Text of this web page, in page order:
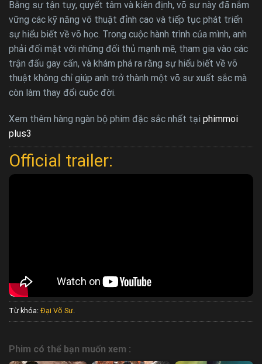
Bằng sự tận tụy, quyết tâm và kiên định, võ sư này đã nắm
vững các kỹ năng võ thuật đỉnh cao và tiếp tục phát triển
sự hiểu biết về võ học. Trong cuộc hành trình của mình, anh
phải đối mặt với những đối thủ mạnh mẽ, tham gia vào các
trận đấu gay cấn, và khám phá ra rằng sự hiểu biết về võ
thuật không chỉ giúp anh trở thành một võ sư xuất sắc mà
còn làm thay đổi cuộc đời.
Xem thêm hàng ngàn bộ phim đặc sắc nhất tại phimmoi
plus3
Official trailer:
Từ khóa: Đại Võ Sư.
Phim có thể bạn muốn xem :